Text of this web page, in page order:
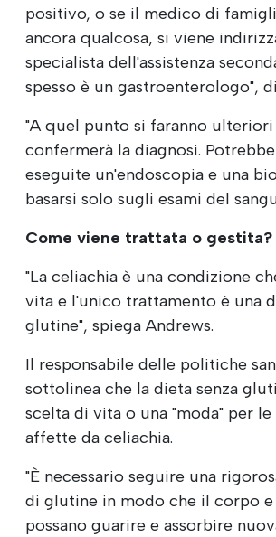
positivo, o se il medico di
ancora qualcosa, si viene
specialista dell'assistenza
spesso è un gastroenterologo",
"A quel punto si faranno ulteriori
confermerà la diagnosi.
eseguite un'endoscopia e una
basarsi solo sugli esami del
Come viene trattata o gestita?
"La celiachia è una condizione
vita e l'unico trattamento è una
glutine", spiega Andrews.
Il responsabile delle politiche
sottolinea che la dieta senza
scelta di vita o una "moda" per le
affette da celiachia.
"È necessario seguire una
di glutine in modo che il corpo
possano guarire e assorbire